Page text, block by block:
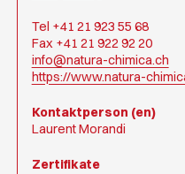
Tel +41 21 923 55 68
Fax +41 21 922 92 20
info@natura-chimica.ch
https://www.natura-
Kontaktperson (en)
Laurent Morandi
Zertifikate